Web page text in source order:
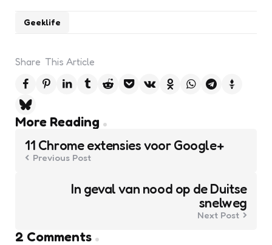
Geeklife
Share This Article
More Reading
Post
navigation
11 Chrome extensies voor Google+
Previous Post
In geval van nood op de Duitse
snelweg
Next Post
2 Comments